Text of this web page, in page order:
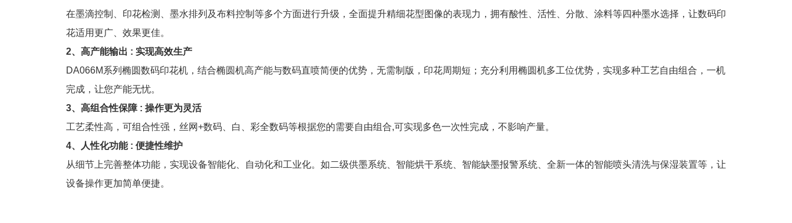
在墨滴控制、印花检测、墨水排列及布料控制等多个方面进行升级，全面提升精细花型图像的表现力，拥有酸性、活性、分散、涂料等四种墨水选择，让数码印
花适用更广、效果更佳。
2、高产能输出 : 实现高效生产
DA066M系列椭圆数码印花机，结合椭圆机高产能与数码直喷简便的优势，无需制版，印花周期短；充分利用椭圆机多工位优势，实现多种工艺自由组合，一机
完成，让您产能无忧。
3、高组合性保障 : 操作更为灵活
工艺柔性高，可组合性强，丝网+数码、白、彩全数码等根据您的需要自由组合,可实现多色一次性完成，不影响产量。
4、人性化功能 : 便捷性维护
从细节上完善整体功能，实现设备智能化、自动化和工业化。如二级供墨系统、智能烘干系统、智能缺墨报警系统、全新一体的智能喷头清洗与保湿装置等，让
设备操作更加简单便捷。